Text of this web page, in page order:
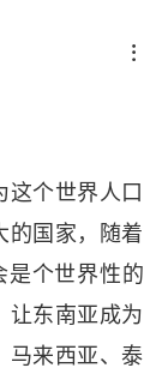
这个世界人口
的国家，随着
是个世界性的
让东南亚成为
马来西亚、泰